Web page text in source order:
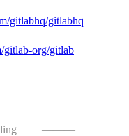
gitlabhq/gitlabhq
org/gitlab
———